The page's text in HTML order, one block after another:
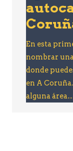
En esta
nombrar
donde
en A
alguna